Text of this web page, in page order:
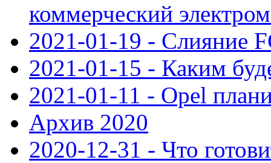
коммерческий
2021-01-19 - Слияние
2021-01-15 - Каким
2021-01-11 - Opel
Архив 2020
2020-12-31 - Что